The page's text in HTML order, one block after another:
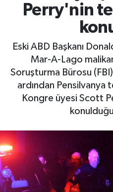
Perry'nin
Eski ABD Başkanı
Mar-A-Lago
Soruşturma Bürosu (FBI)
ardından Pensilvanya
Kongre üyesi Scott
Teknoloji
Genel
Bilim, Teknoloji